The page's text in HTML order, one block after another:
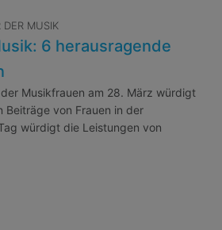
MUSIK
6 herausragende
Musikfrauen am 28. März würdigt
Beiträge von Frauen in der
würdigt die Leistungen von